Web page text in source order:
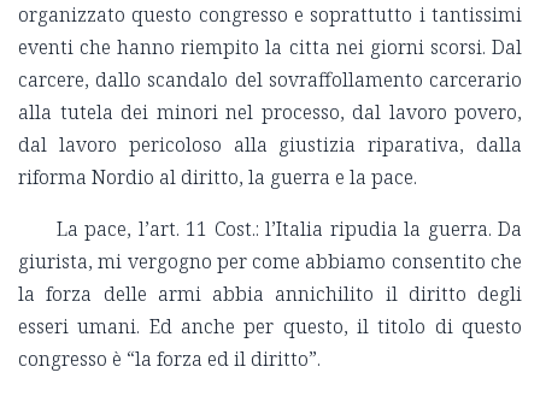
organizzato questo congresso e soprattutto i tantissimi
eventi che hanno riempito la citta nei giorni scorsi. Dal
carcere, dallo scandalo del sovraffollamento carcerario
alla tutela dei minori nel processo, dal lavoro povero,
dal lavoro pericoloso alla giustizia riparativa, dalla
riforma Nordio al diritto, la guerra e la pace.
La pace, l’art. 11 Cost.: l’Italia ripudia la guerra. Da
giurista, mi vergogno per come abbiamo consentito che
la forza delle armi abbia annichilito il diritto degli
esseri umani. Ed anche per questo, il titolo di questo
congresso è “la forza ed il diritto”.